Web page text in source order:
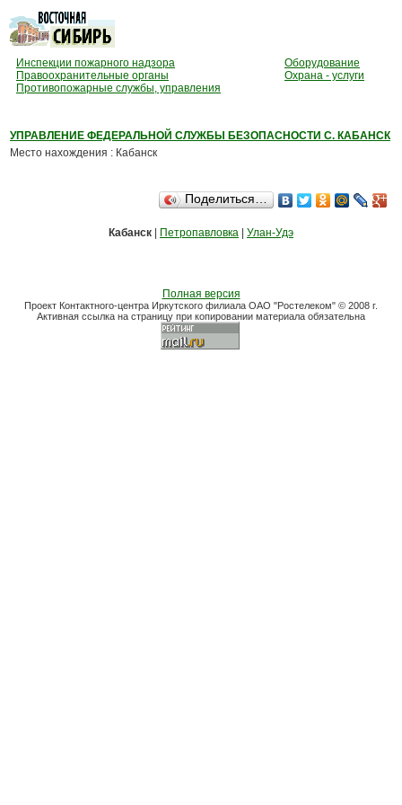
Инспекции пожарного надзора
Правоохранительные органы
Противопожарные службы, управления
Оборудование
Охрана - услуги
УПРАВЛЕНИЕ ФЕДЕРАЛЬНОЙ СЛУЖБЫ БЕЗОПАСНОСТИ С. КАБАНСК
Место нахождения : Кабанск
Поделиться…
Кабанск Петропавловка Улан-Удэ
Полная версия
Проект Контактного-центра Иркутского филиала ОАО "Ростелеком" © 2008 г.
Активная ссылка на страницу при копировании материала обязательна